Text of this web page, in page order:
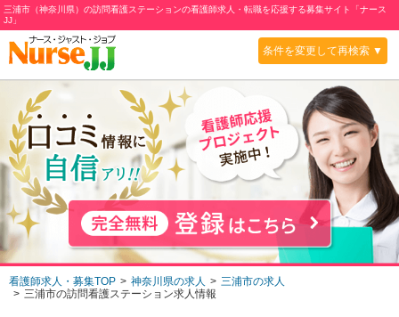
三浦市（神奈川県）の訪問看護ステーションの看護師求人・転職を応援する募集サイト「ナース
JJ」
条件を変更して再検索 ▼
看護師求人・募集TOP 神奈川県の求人
三浦市の求人
三浦市の訪問看護ステーション求人情報